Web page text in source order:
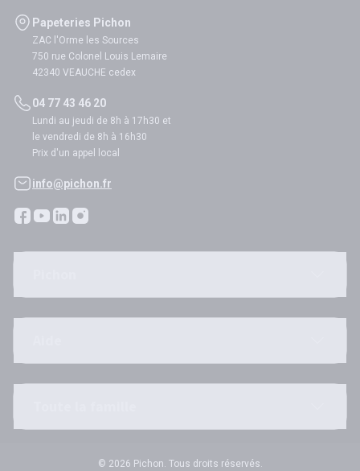
Papeteries Pichon
ZAC l'Orme les Sources
750 rue Colonel Louis Lemaire
42340 VEAUCHE cedex
04 77 43 46 20
Lundi au jeudi de 8h à 17h30 et
le vendredi de 8h à 16h30
Prix d'un appel local
info@pichon.fr
© 2026 Pichon. Tous droits réservés.